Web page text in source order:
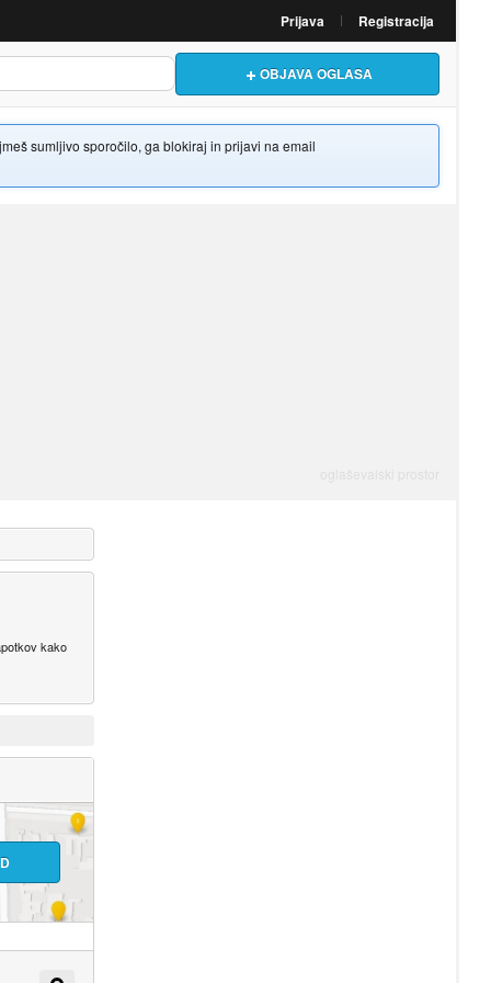
Prijava Registracija
OBJAVA OGLASA
sumljivo sporočilo, ga blokiraj in prijavi na email
kako